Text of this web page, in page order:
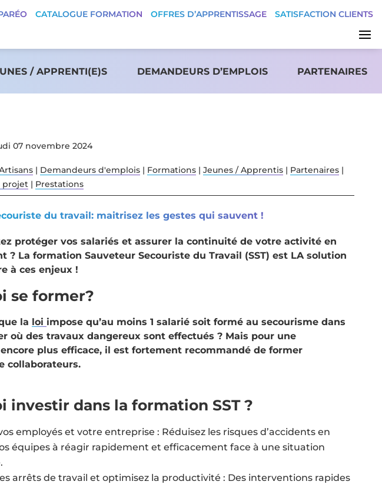
CATALOGUE FORMATION OFFRES D’APPRENTISSAGE SATISFACTION CLIENTS
/ APPRENTI(E)S DEMANDEURS D’EMPLOIS PARTENAIRES
07 novembre 2024
| Demandeurs d'emplois | Formations | Jeunes / Apprentis | Partenaires |
projet | Prestations
du travail: maitrisez les gestes qui sauvent !
protéger vos salariés et assurer la continuité de votre activité en
? La formation Sauveteur Secouriste du Travail (SST) est LA solution
à ces enjeux !
se former?
la loi impose qu’au moins 1 salarié soit formé au secourisme dans
où des travaux dangereux sont effectués ? Mais pour une
plus efficace, il est fortement recommandé de former
collaborateurs.
investir dans la formation SST ?
employés et votre entreprise : Réduisez les risques d’accidents en
équipes à réagir rapidement et efficacement face à une situation
arrêts de travail et optimisez la productivité : Des interventions rapides